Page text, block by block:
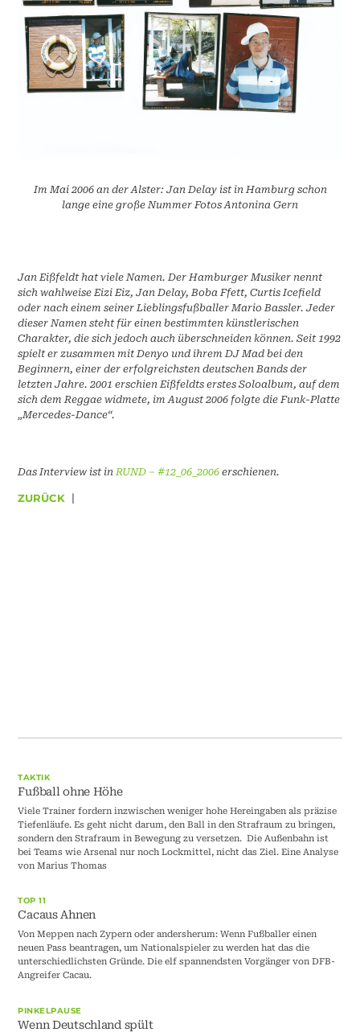
Im Mai 2006 an der Alster: Jan Delay ist in Hamburg schon
lange eine große Nummer Fotos Antonina Gern
Jan Eißfeldt hat viele Namen. Der Hamburger Musiker nennt
sich wahlweise Eizi Eiz, Jan Delay, Boba Ffett, Curtis Icefield
oder nach einem seiner Lieblingsfußballer Mario Bassler. Jeder
dieser Namen steht für einen bestimmten künstlerischen
Charakter, die sich jedoch auch überschneiden können. Seit 1992
spielt er zusammen mit Denyo und ihrem DJ Mad bei den
Beginnern, einer der erfolgreichsten deutschen Bands der
letzten Jahre. 2001 erschien Eißfeldts erstes Soloalbum, auf dem
sich dem Reggae widmete, im August 2006 folgte die Funk-Platte
„Mercedes-Dance“.
Das Interview ist in RUND – #12_06_2006 erschienen.
ZURÜCK |
TAKTIK
Fußball ohne Höhe
Viele Trainer fordern inzwischen weniger hohe Hereingaben als präzise
Tiefenläufe. Es geht nicht darum, den Ball in den Strafraum zu bringen,
sondern den Strafraum in Bewegung zu versetzen. Die Außenbahn ist
bei Teams wie Arsenal nur noch Lockmittel, nicht das Ziel. Eine Analyse
von Marius Thomas
TOP 11
Cacaus Ahnen
Von Meppen nach Zypern oder andersherum: Wenn Fußballer einen
neuen Pass beantragen, um Nationalspieler zu werden hat das die
unterschiedlichsten Gründe. Die elf spannendsten Vorgänger von DFB-
Angreifer Cacau.
PINKELPAUSE
Wenn Deutschland spült